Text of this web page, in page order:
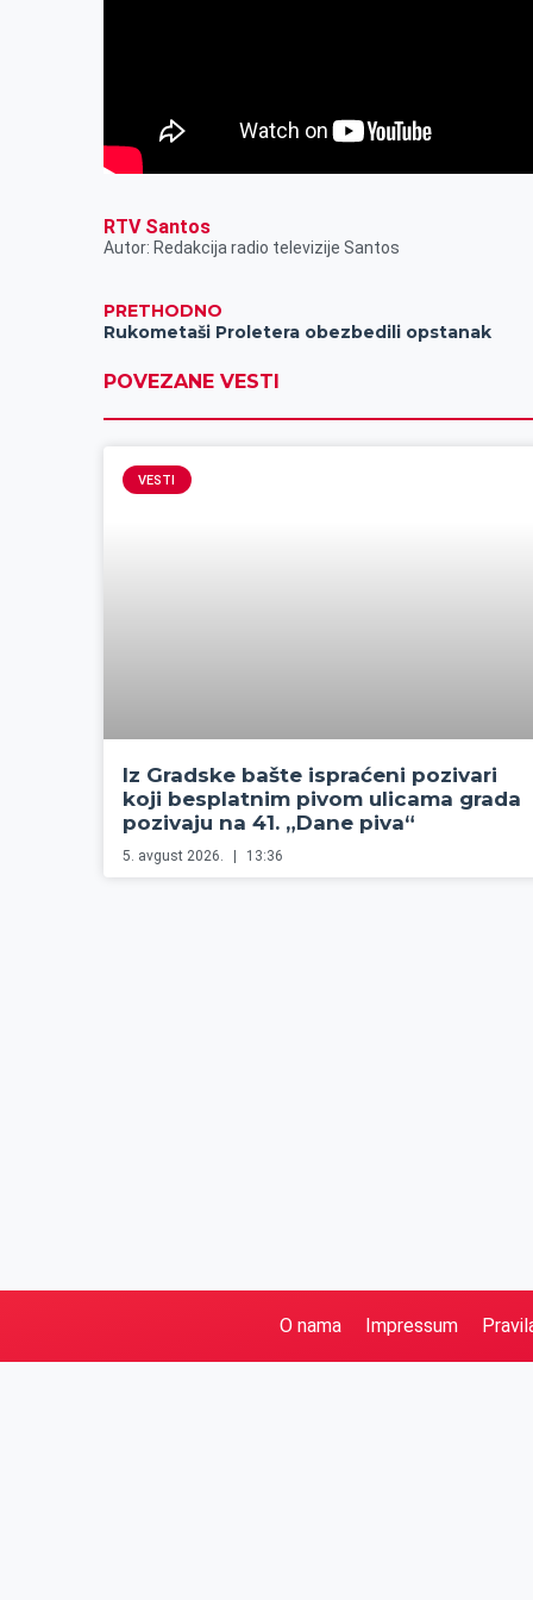
RTV Santos
Autor: Redakcija radio televizije Santos
PRETHODNO
Rukometaši Proletera obezbedili opstanak
POVEZANE VESTI
VESTI
Iz Gradske bašte ispraćeni pozivari
koji besplatnim pivom ulicama grada
pozivaju na 41. „Dane piva“
5. avgust 2026. 13:36
O nama Impressum